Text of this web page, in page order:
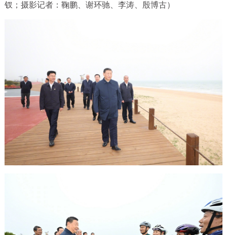
钗；摄影记者：鞠鹏、谢环驰、李涛、殷博古）